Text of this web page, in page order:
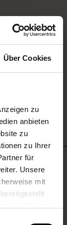
Über Cookies
zu
anbieten
zu
zu Ihrer
für
Unsere
mit